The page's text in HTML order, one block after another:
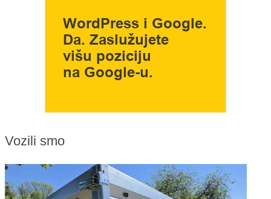
Vozili smo